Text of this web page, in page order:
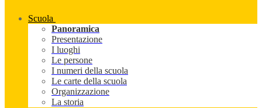
Scuola
Panoramica
Presentazione
I luoghi
Le persone
I numeri della scuola
Le carte della scuola
Organizzazione
La storia